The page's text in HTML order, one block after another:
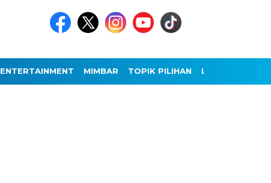
ENTERTAINMENT MIMBAR TOPIK PILIHAN LAINNYA